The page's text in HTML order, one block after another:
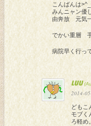
こんばんは
みんニャン優
由奔放 元気
でかい重層
病院早く行
LUU
2014-
どもこ
モブく
ろ軽め